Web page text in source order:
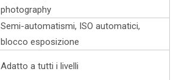
photography
Semi-automatismi, ISO automatici,
blocco esposizione
Adatto a tutti i livelli